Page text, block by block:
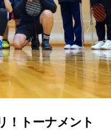
！トーナメント